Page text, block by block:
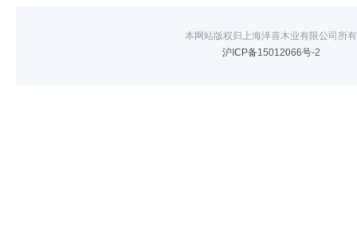
本网站版权归上海泽喜木业有限公司所有
沪ICP备15012066号-2